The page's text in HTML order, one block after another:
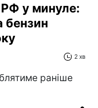
РФ у минуле:
бензин
2 хв
раніше